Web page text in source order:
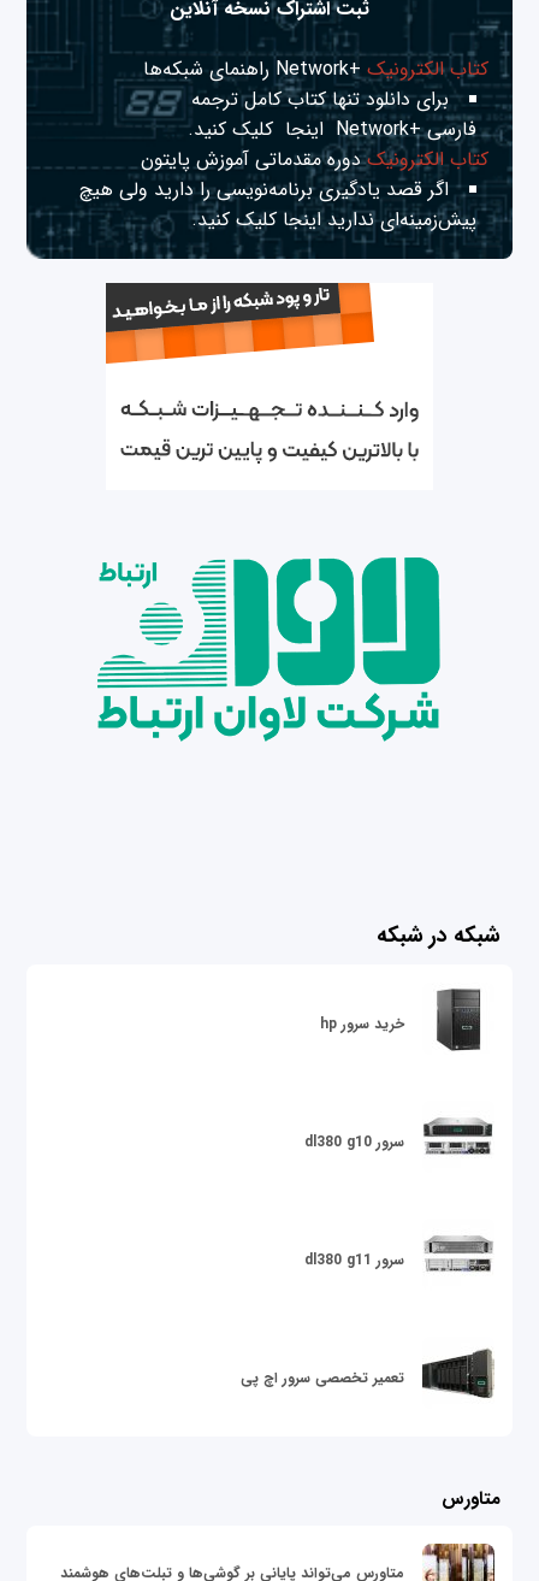
ثبت اشتراک نسخه آنلاین
کتاب الکترونیک+Network راهنمای شبکه‌ها
برای دانلود تنها کتاب کامل ترجمه
فارسی +Network
اینجا کلیک کنید.
کتاب الکترونیکدوره مقدماتی آموزش پایتون
اگر قصد یادگیری برنامه‌نویسی را دارید ولی هیچ
پیش‌زمینه‌ای نداریداینجا کلیک کنید.
شبکه در شبکه
خرید سرور hp
سرور dl380 g10
سرور dl380 g11
تعمیر تخصصی سرور اچ پی
متاورس
متاورس می‌تواند پایانی بر گوشی‌ها و تبلت‌های هوشمند